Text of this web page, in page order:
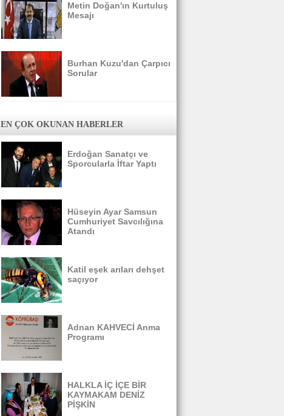
Metin Doğan'ın Kurtuluş
Mesajı
Burhan Kuzu'dan Çarpıcı
Sorular
EN ÇOK OKUNAN HABERLER
Erdoğan Sanatçı ve
Sporcularla İftar Yaptı
Hüseyin Ayar Samsun
Cumhuriyet Savcılığına
Atandı
Katil eşek arıları dehşet
saçıyor
Adnan KAHVECİ Anma
Programı
HALKLA İÇ İÇE BİR
KAYMAKAM DENİZ
PİŞKİN